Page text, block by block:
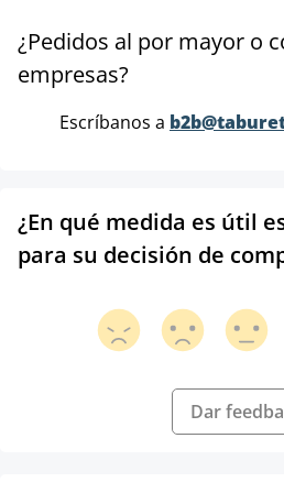
¿Pedidos al por mayor o
empresas?
Escríbanos a
¿En qué medida es útil
para su decisión de
Dar